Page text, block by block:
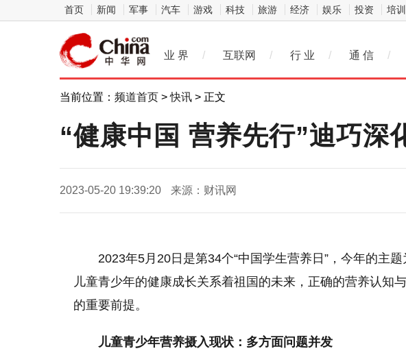
首页 新闻 军事 汽车 游戏 科技 旅游 经济 娱乐 投资 培训
业 界 / 互联网 / 行 业 / 通 信 /
当前位置： 频道首页 >快讯 > 正文
“健康中国 营养先行”迪巧深
2023-05-20 19:39:20 来源：财讯网
2023年5月20日是第34个“中国学生营养日”，今年的主题
儿童青少年的健康成长关系着祖国的未来，正确的营养认知
的重要前提。
儿童青少年营养摄入现状：多方面问题并发